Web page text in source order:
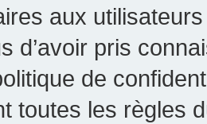
aux
d’avoir pris
de
toutes les règles